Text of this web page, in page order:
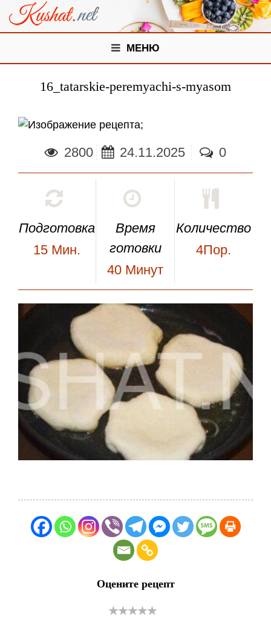
МЕНЮ
16_tatarskie-peremyachi-s-myasom
;
2800 24.11.2025 0
Подготовка
15 Мин.
Время
готовки
40 Минут
Количество
4Пор.
Оцените рецепт